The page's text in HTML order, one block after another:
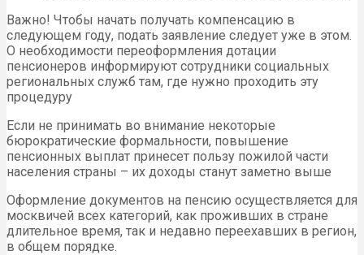
Важно! Чтобы начать получать компенсацию в
следующем году, подать заявление следует уже в этом.
О необходимости переоформления дотации
пенсионеров информируют сотрудники социальных
региональных служб там, где нужно проходить эту
процедуру
Если не принимать во внимание некоторые
бюрократические формальности, повышение
пенсионных выплат принесет пользу пожилой части
населения страны – их доходы станут заметно выше
Оформление документов на пенсию осуществляется для
москвичей всех категорий, как проживших в стране
длительное время, так и недавно переехавших в регион,
в общем порядке.